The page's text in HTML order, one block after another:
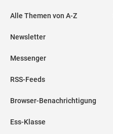
Alle Themen von A-Z
Newsletter
Messenger
RSS-Feeds
Browser-Benachrichtigung
Ess-Klasse